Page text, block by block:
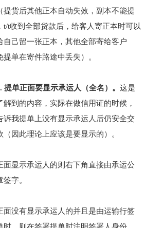
提货后其他正本自动失效，副本不能提
t/t收到全部货款后，给客人寄正本时可以
自己留一张正本，其他全部寄给客户
提单在寄件路途中丢失）。
提单正面要显示承运人（全名）。 这是
解到的内容，实际在做信用证的时候，
诉我提单上没有显示承运人后仍安全交
（因此理论上应该是要显示的）。
面显示承运人的则右下角直接由承运公
字。
面没有显示承运人的并且是由运输行签